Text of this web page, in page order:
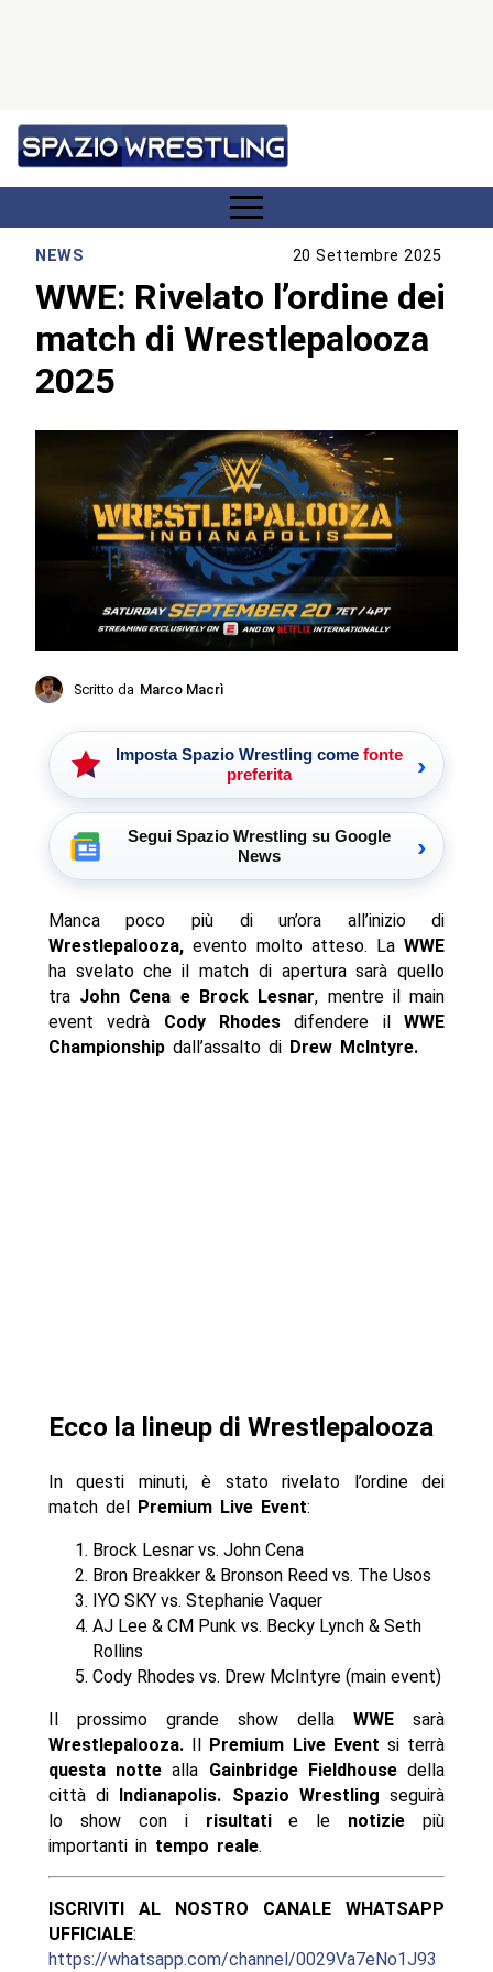
NEWS 20 Settembre 2025
WWE: Rivelato l’ordine dei
match di Wrestlepalooza
2025
Scritto da Marco Macrì
Imposta Spazio Wrestling come fonte
preferita
›
Segui Spazio Wrestling su Google
News
›
Manca poco più di un’ora all’inizio di
Wrestlepalooza,evento molto atteso. LaWWE
ha svelato che il match di apertura sarà quello
tra John Cena e Brock Lesnar, mentre il main
event vedrà Cody Rhodes difendere ilWWE
Championshipdall’assalto di Drew McIntyre.
Ecco la lineup di Wrestlepalooza
In questi minuti, è stato rivelato l’ordine dei
match del
Premium Live Event:
Brock Lesnar vs. John Cena
Bron Breakker & Bronson Reed vs. The Usos
IYO SKY vs. Stephanie Vaquer
AJ Lee & CM Punk vs. Becky Lynch & Seth
Rollins
Cody Rhodes vs. Drew McIntyre (main event)
Il prossimo grande show dellaWWE sarà
Wrestlepalooza.Il Premium Live Event si terrà
questa notte alla Gainbridge Fieldhousedella
città di
Indianapolis. Spazio Wrestling seguirà
lo show con i risultatie le notizie più
importanti in tempo reale.
ISCRIVITI AL NOSTRO CANALE WHATSAPP
UFFICIALE:
https://whatsapp.com/channel/0029Va7eNo1J93